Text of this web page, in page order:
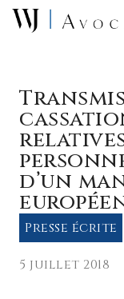
Skip to main
d’un
Presse écrite
5 juillet 2018